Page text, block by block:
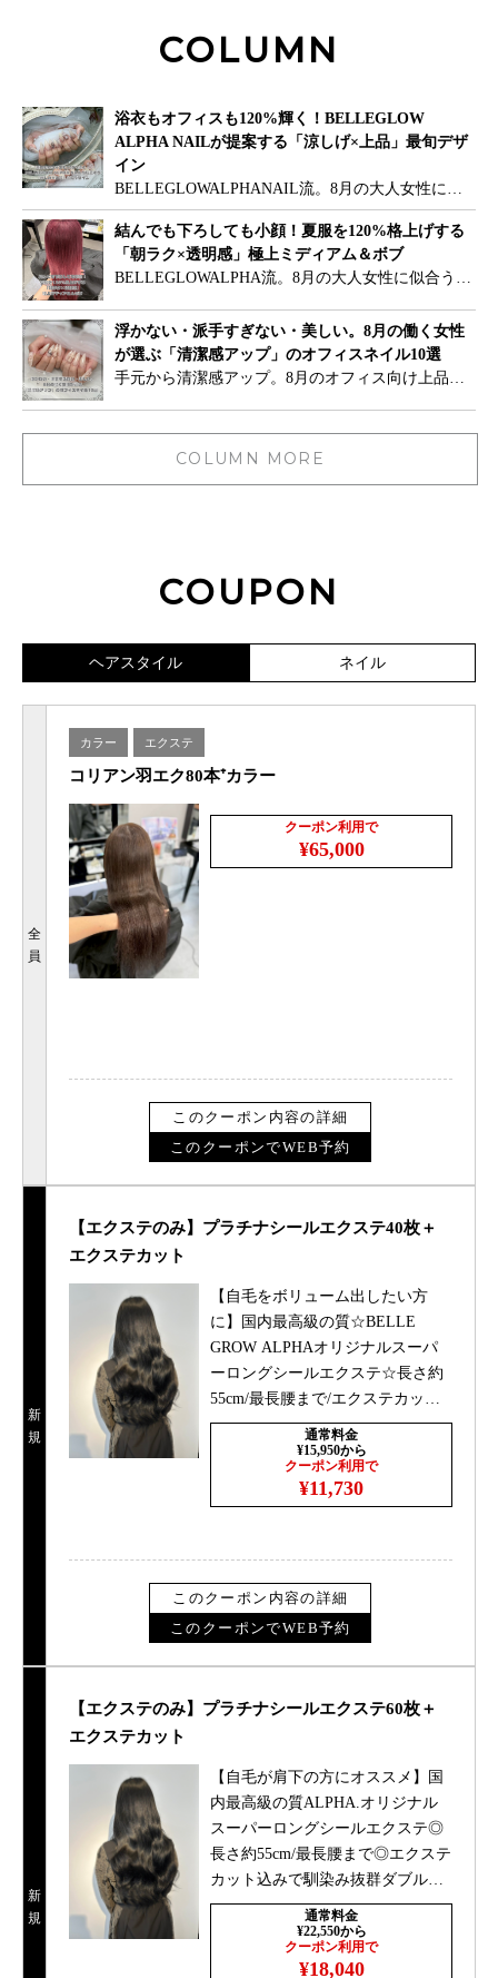
COLUMN
浴衣もオフィスも120%輝く！BELLEGLOW
ALPHA NAILが提案する「涼しげ×上品」最旬デザ
イン
BELLEGLOWALPHANAIL流。8月の大人女性に似合う美髪スタイル提案8月に入り、太陽の眩しい光とともに本格的な夏イベントのシーズンがやってきましたね！花火大会や夏祭り、旅行や海、大好きなアーティストのライブや推し活、女子会や大切な人とのデートなど、年間で最もお出かけの予定が詰まる季節です。お気に入りの夏服や特別な浴衣に身を包んだら、指先まで最高に可愛い自分で楽しみたいものです。特に夏イベントの日は、手元や足元が人の目に触れる機会が圧倒的に増えます。浴衣の袖から覗く美しい指先、グラスを傾けたときの手元、推しグッズやお気に入りのバッグを持った写真、サンダルから覗くフットネイルなど、ふとした瞬間に爪先が綺麗に整っているだけで、立ち振る舞いまで一層エレガントに輝きます。ですが、大人女性の夏ネイルに必要なのは、原色をベタ塗りしたり大きすぎるパーツで派手に飾ることではありません。「強い日差しを味方につける輝き」「みずみずしい透明感」「肌を美しく魅せる色設計」を意識することで、イベント当日の写真映えはもちろん、翌日からのオフィスや日常の私服にもサラリと馴染む上品な華やかさが手に入ります。今回は、つけ替えまでの3〜4週間をずっとトキメキとともに過ごせる、プロ厳選の8月大人可愛いネイル戦略をご紹介いたします！大人女性が知っておくべき「引き算で作る華やかさ」の法則イベント前だからといって、マグネット、ラメ、ビジュー、オーロラといった華やか要素をすべての指に詰め込んでしまうと、手元だけが強く主張してしまい、全体として野暮ったく見えてしまうことがあります。プロが提案する洗練された大人ネイルの秘密は、あえてベースに透明感（シアー感）を残し、光の屈折やパーツの配置を「ポイント使い」に絞ることです。主役となる質感をひとつ際立たせ、周りの指に上品な余白を残すことで、お洋服や浴衣の帯の色を引き立てる大人ならではの垢抜け感が生まれます。8月のイベントを彩る！BELLEGLOWALPHANAIL厳選デザイン10選1.自然な血色感で美指を叶える「シアーローズピンク」自爪が健やかに色づいたかのようなみずみずしい質感を作るシアーローズピンク。8月のエアコンによる手肌の冷えやくすみを一瞬で吹き飛ばし、指先に健康的で可憐な血色感を与えてくれます。どんな職種やオフィス環境でも間違いなく愛される王道カラーです。2.女性らしさと誠実さを両立「大人のピンクベージュ」ピンクの柔らかさとベージュの知的で落ち着いた佇まいをあわせ持つピンクベージュ。お仕事での打ち合わせや名刺交換の際にも相手に安心感と誠実な印象を与え、きちんと感と可憐さを完璧に両立させてくれます。3.夏服のブラウスや浴衣に映える「やわらかミルキーホワイト」真っ白なベタ塗りは浮いてしまいますが、乳白色のような透け感を持たせたミルキーホワイトなら、手肌に優しく馴染みます。8月の白シャツや爽やかなオフィスカジュアル、浴衣と相性抜群で、指先に清涼感あふれる清潔感をプラスしてくれます。4.光のヴェールで清涼感を演出「オーロラヴェール」シアーピンクやミルキーホワイトのベースの上に、超微粒子のオーロラパウダーを薄く重ねるデザイン。太陽光や屋台の提灯の光を受けるたびに、ピンクやブルーへと幻想的にニュアンスを変え、パーツを使わなくても手元に贅沢な華やかさが宿ります。5.絹のような滑らかな奥行きを纏う「シャンパンマグネット」磁石の力で輝きを自在にコントロールするマグネットネイル。8月は肌なじみの良いシャンパンベージュやピンクベージュをベースに選ぶのが大人流です。角度を変えるたびに光のラインが滑らかに動き、派手すぎないのに手元に圧倒的な存在感と気品を与えてくれます。6.海や太陽の光を閉じ込めた「天然シェルアソート」貝殻を細かく砕いた天然シェルは、ストーンやラメとは異なる柔らかくオーガニックな光沢を放ちます。シアーベージュやシアーピンクの上にポイントであしらうだけで、浴衣の帯留めのような和の風情と、夏のビーチに映える爽やかさが同時に叶います。7.爪先のわずか1ミリに宿る品格「スキニーフレンチ（極細フレンチ）」シアーベースの爪先に、極細のラインを走らせる細フレンチデザイン。ライン幅を1ミリ未満に抑えることで派手にならず、爪先がキュッと引き締まって見えます。爪を短く切り揃えているショートネイルの方にも一押しのスタイルです。8.水面のような奥行きと抜け感「シアーニュアンスもやもやネイル」クリアベースにシアーホワイトや薄いベージュをふんわりと滲ませるニュアンスデザイン。はっきりとした絵柄を描かないため派手にならず、清涼感あふれる光の奥行きがオフィスでも好印象を与えます。9.爪先に密やかなキラめきを散りばめる「微細ラメグラデーション」根元はクリアに抜き、爪先に向かってシャンパンゴールドやシルバーの細かなラメを敷き詰めるデザイン。グラスを持つ手元やお写真で爪先が優しく輝き、爪が伸びてきても根元の境目が目立ちにくいという嬉しい実用性も備えています。10.サンダル姿を120%魅せる「ハンド＆フットリンクデザイン」サンダルを履く機会が増える8月は、フットネイルとの合わせ技が効果的です。ハンドはシアーピンクで上品に整え、フットには同系統のピンクマグネットやシェルをあしらうことで、トータルコーディネートの完成度が飛躍的に高まります。編集部の美容プチ知識マグネットやオーロラといった質感重視のネイルで一番重要なのは、実は色選び以上に「ネイリストが作るフォルム（爪の丸み）」です。自爪に凹凸や平らな部分があると、マグネットの光が途切れて歪んで見えてしまいます。プロの施術では、ベースジェルの段階で爪の中央に滑らかなアーチ（ハイポイント）を作り、表面を美しい鏡面状に整えます。この丁寧な土台作りがあるからこそ、一本まっすぐな光のラインが通り、ワンカラーでも息をのむような美しいツヤが生まれるんですよ。イベントシーン別！失敗しないデザイン選択当日のご予定やお衣装に合わせてネイルの方向性を選ぶことで、トータルコーディネートの完成度がぐっと高まります。花火大会・夏祭り（浴衣）：シェルネイル、オーロラヴェール、ミルキーホワイトが相性抜群。浴衣の柄色をパーツやラメで一色拾うと全体に統一感が生まれます。ライブ・推し活：推しカラーをマグネットやパーツで1〜2本仕込むスタイルが人気です。主張しすぎないベースカラーを選ぶと大人っぽく仕上がります。旅行・海・リゾート：フットネイルとお揃い感を持たせるのがおすすめです。ハンドはシアーカラーで上品にし、フットに少し濃いマグネットやターコイズを合わせると全体が美しく調和します。イベント後も美しく！4週間ツヤを保つホームケア真夏の強力な紫外線や冷房による室内乾燥、海水や水仕事は、爪周りの水分を奪い、ジェルネイルの浮き（リフト）やツヤ低下の原因になります。綺麗な爪先を長く楽しむためのホームケアをご紹介します。手洗いの後は「水分拭き取り＋オイル」：水分が手肌に残ったままだと蒸発時に爪の水分まで奪われます。しっかりタオルドライしてから、キューティクルオイルを爪根元になじませましょう。日焼け止めは爪先までしっかり塗布：強烈な紫外線はジェルの変色やツヤ低下を引き起こします。手肌同様、爪のキワまで丁寧にUVケアを行ってください。爪先を「道具」として使わない：缶のプルタブを開けたり、シールを爪先で剥がす動作は、先端からジェルが欠ける最大の原因です。指の腹を使う習慣を意識してみてくださいね。※爪切りに関する注意点：ジェルネイルを装着している間は、絶対に爪切りでパチンと切らないでください！強い衝撃でジェルと自爪の間に隙間ができ、欠けや浮き、自爪の傷みの原因になります。長さが気になる場合は、エメリーボード（爪用ヤスリ）で一定方向に優しく削るようにしてくださいね。BELLEGLOWALPHANAILで、最高の夏を最高の指先で特別なイベントへ向かう高揚感も、お気に入りの写真を撮影する瞬間も。細部まで美しく整えられた綺麗な指先は、あなた自身の心を高鳴らせ、立ち振る舞いまで美しく輝かせてくれます。BELLEGLOWALPHANAILでは、丁寧な甘皮ケアと精密なフォルム作りにこだわり、お客様一人ひとりのパーソナルカラーや当日のご予定に合わせた最高の上品ネイルをご提案いたします。「自分の爪の形にコンプレックスがある」「自分に似合う透け感が分からない」という方も、どうぞ安心してお任せくださいね。細部まで美意識が行き届いた極上の指先で、今年の8月のお出かけやイベントをもっと華やかに楽しんでみませんか？皆さまのご来店を、スタッフ一同心より楽しみにお待ちしております！
結んでも下ろしても小顔！夏服を120%格上げする
「朝ラク×透明感」極上ミディアム＆ボブ
BELLEGLOWALPHA流。8月の大人女性に似合う美髪スタイル提案暑さがピークを迎える8月。ふと街のガラスに映った自分を見たとき、髪のパサつきや広がり、紫外線で黄色く退色した毛先にハッとしたことはありませんか？「朝丁寧にスタイリングしたのに外に出た瞬間にボサボサになる」「冷房の風で毛先が干からびて見えて疲れた印象を与える」など、8月は大人女性にとって髪の悩みが最も深まる過酷なシーズンです。首元やデコルテが大きく覗く涼しげな夏服を着る季節だからこそ、指先やメイク以上にお顔のフレームである「髪のツヤとまとまり」が、その人の清潔感や品格を雄弁に物語ります。今求められているのは、単にトレンドを追うことでも、短くすいて誤魔化すことでもありません。「強い日差しを跳ね返す上質なツヤの面」「湿気を吸っても膨らまない緻密な重さの残し方」「夏服に映える清涼感あふれる小顔ライン」を兼ね備えた、大人女性のための極上美髪スタイルです。今回は、BELLEGLOWALPHAが誇るプロの理論に基づいた最旬スタイルをご提案いたします！なぜ大人女性は「すいて軽さを出す」と大失敗してしまうのか？「暑くて重苦しいからとにかく軽くなるようにすいてください！」とオーダーして、毛先がスカスカになりパサついて広がってしまった苦い経験はありませんか？根元から毛先に向かって量を減らし過ぎてスカスカな隙間ができると、毛髪内部の水分が抜け落ち、髪が空洞だらけの「スポンジ状態」になってしまいます。スポンジ化したダメージ毛は、外気の高い湿気を取り込んで過剰に水分を吸収・膨張し、逆に室内に入ると冷房の乾燥によって内部の水分を一気に奪われて干からびてしまいます。大人女性の美髪カットに求められるのは、ただ量を減らすことではなく、「表面のキューティクルの面（ツヤ）を残し、適度な厚みで湿気の侵入を物理的にブロックする質感調整」です。毛先に品のある重みを計算して残すことで、風になびいてもパサつかない上品なまとまりが手に入ります。夏服が綺麗に映える！8月おすすめの大人美髪スタイル7選1.重厚なツヤで湿気をシャットアウト「手で乾かすだけで決まるまとまりボブ」首元をすっきりと解放し、涼しげな清潔感を与えるボブスタイル。8月に選ぶなら、すき過ぎずに適度な厚みを毛先に残した「重軽（おもかる）ボブ」が圧倒的におすすめです。内側の不要なボリュームだけを狙って削り、表面にツヤのある面を残すことで、湿気を吸っても膨らまない鉄壁のまとまりが生まれます。あごライン〜肩上の設定にすることでデコルテが美しく引き立ち、朝のアイロン掛けの手間が劇的に減少します。2.首元をキュッと細く魅せる「骨格補正くびれミディアム」アゴラインの下にキュッと引き締まった絞りを作るくびれスタイル。首元に美しく心地よい空間ができるため、ノースリーブやシアートップス、ワンピースとの相性が抜群です。毛先をストレートアイロンで軽く外ハネにし、お顔まわりを内側へ流すだけで、上品な大人の色気とシャープな小顔ラインが同時に叶います。3.結んだ瞬間まで計算し尽くされた「小顔お顔まわりレイヤー」猛暑の日にサッと髪を結ぶ機会が増える8月。ただ結ぶだけだと「疲れた手抜き感」が出がちですが、前髪からサイドにかけて頬骨を優しく包み込むレイヤー（サイドバング）を作っておくことで、結んだときにもこめかみやエラ周りを美しくカバーしてくれます。手ぐしでサッとまとめるだけで無敵の横顔美人が完成します。4.歩く姿まで風になびく「シルキー艶感ロングレイヤー」ロングヘアのフェミニンな華やかさを維持しつつ、夏の重苦しさを吹き飛ばすスタイル。毛先に美しい厚みを残したまま、お顔まわりと表面に緩やかな段差を忍ばせます。歩くたびに風をはらんでサラリとなびくため、夏のロング特有の暑苦しさを一切感じさせないエレガントな仕上がりになります。5.猛暑の日もアレンジ自在切り抜ける「結べる万能ミディアム」「バッサリ切るのは勇気がいるけれど、暑い日はサッと結びたい」という方に最もおすすめなのが、肩下〜鎖骨ラインのミディアムです。下ろしている日は毛先をワンカールするだけで綺麗に決まり、猛暑の日や湿気が酷い日はハーフアップやひとつ結びでスッキリ回避できます。どんな予定にも柔軟に対応できる強い味方です。6.生えグセや湿気のハネを味方につける「こなれ外ハネボブ」肩にあたる長さで毛先がどうしてもハネてしまう方は、無理に内巻きに収めようとせず、あえてハネさせる「外ハネボブ」にシフトするのがスマートです。もともとの生えグセや湿気による動きをそのままデザインとして活かせるため、時間が経っても崩れが気になりません。毛先に綺麗なツヤを出すことで、ラフすぎない大人可愛い印象になります。7.黄み・パサつきを一瞬で消し去る「極上透明感カラー」8月後半、紫外線で髪が黄色っぽく抜けてゴワついて見える場合は、補色（ラベンダー、オリーブ、グレージュなど）をブレンドした透明感カラーを重ねるのが効果的です。退色して剥き出しになった赤みや黄みを正確に打ち消すことで、光が綺麗に正反射し、無理に髪を暗く塗らなくてもシアーなツヤ感が劇的に復活します。編集部の美容プチ知識夏のうねりや広がりを朝のドライヤーで根本からリセットするプロの秘訣は、『根元の毛起こし』と『最後の冷風締め』です。髪は濡れた状態から乾く瞬間に形が記憶されます。お風呂上がりは濡れた状態から、地肌を指の腹でシャンプーするように擦りながら全方向から温風を当てて完全に乾かしてください。最後に上から下に向けて「冷風」を30秒当てるだけで、開いたキューティクルがキュッと引き締まり、湿気を吸い込みにくい艶やかなバリアが完成するんですよ。美しい仕上がりを1ヶ月キープする「夏のホームケアルール」サロンで完璧な美髪を作ったら、毎日のホームケアでそのツヤをしっかり守りましょう。今日から試せる美髪維持の基本ルールです。お風呂上がりは5分以内に乾かす：濡れた髪はキューティクルが開いて水分がどんどん逃げてしまいます。アウトバストリートメントを毛先中心になじませ、手早く乾かしましょう。外出前の髪用UVスプレーを習慣化：頭皮と髪は顔の3倍以上の紫外線を浴びています。表面にUVスプレーをひと吹きするだけで、カラーの退色と乾燥を強力に防げます。アイロンの温度は「140度〜160度」を徹底：広がりを抑えようと180度以上の高温を当て続けると、髪のタンパク質が固まり（タンパク変性）、余計にパサついて硬くなってしまいます。※自然乾燥は絶対NG：髪が濡れたまま休むと、枕との摩擦でキューティクルが剥がれ落ち、翌朝の致命的なうねり・広がり・ダメージの原因になります。必ず根元からカラッと完全乾燥させてから休むようにしてくださいね。BELLEGLOWALPHAで、あなた史上最高の美髪へ朝、鏡の前でセットに悩む時間が減り、手で乾かすだけでまとまる美しいツヤ髪を手に入れる。それだけで、忙しい毎朝の気持ちに大きなゆとりと自信が生まれますよね。湿気や紫外線に振り回される8月だからこそ、カットとカラーの理論に基づいた「崩れない美髪ベース作り」があなたの美しさを根底から支えてくれます。BELLEGLOWALPHAでは、経験豊富なスタイリストたちが、お客様一人ひとりの髪質、毛量、クセの出方、ダメージ状態、そして日常のライフスタイルを丁寧にカウンセリング。あなたの魅力を最大限に引き出しながら、毎日のお手入れが驚くほどラクになる「オーダーメイドのツヤ補正スタイル」をご提案いたします。「パサついた髪を綺麗にリセットしたい」「自分に似合う朝ラクなツヤ髪を知りたい」という方も、どうぞ安心してお任せくださいね。プロの技術と計算されたデザインで、今年の8月をストレスフリーに、最高に輝く笑顔で過ごしてみませんか？皆さまのご来店を、スタッフ一同心より楽しみにお待ちしております！
浮かない・派手すぎない・美しい。8月の働く女性
が選ぶ「清潔感アップ」のオフィスネイル10選
手元から清潔感アップ。8月のオフィス向け上品ネイル8月は、真夏の強い日差しや室内での冷房対策など、手元の「清潔感」や「涼しげな印象」がいつも以上に際立つ季節です。オフィスワークにおいては、パソコンのキーボードを打つ指先、書類の受け渡し、名刺交換、会議での資料提示など、ご自身が思っている以上に周りから手元を見られる機会が多いものですよね。「職場のルールがあるから派手なネイルはできないけれど、何もしていない自爪だと手やすさこれが目立って少し寂しい」「品よく好印象に見せたいけれど、地味すぎるのはつまらない……」そんな働く大人女性のお悩みに応えるのが、8月最新の「オフィス向け上品シアーネイル」です。単に色を抑えるだけではなく、「手肌のくすみを飛ばす絶妙な透け感」「光を均一に反射させる美しいツヤの面」「指先を長く魅せる綺麗なフォルム形成」を仕込むことで、オフィスで絶対に浮かない極上の清潔感と品格が手に入ります。今回は、退勤後のデートや夏のお出かけにもそのまま映えるプロの上品ネイル戦略をご紹介いたします！なぜ大人女性のオフィスネイルは「ベタ塗り」ではなく「シアー感」が正解なのか？オフィスネイルでやってしまいがちな失敗が、肌なじみの良いピンクやベージュであっても「濃いマットな不透明色（ベタ塗り）」で塗ってしまうことです。不透明な塗料は太陽光の下で手元の境目をはっきりと強調してしまい、8月の紫外線や冷房で乾燥した手肌のくすみや小ジワを目立たせてしまうリスクがあります。プロが提案するオフィスネイルの本質は、自爪の色がほんのり透ける「シアー（透明感）カラー」をベースに仕込むことです。自爪の血色感を活かしながら色を重ねることで、お肌とネイルの境目が滑らかにぼけ、手肌全体がパーンとトーンアップしたかのような「美肌補正効果」が得られます。遠目で見ると自爪がもとから美しいかのように自然で、近くで見ると瑞々しいツヤが光る、これこそが大人の働く女性に求められる洗練された身だしなみなのです。8月の職場でも圧倒的好印象！プロ厳選の上品デザイン10選1.自然な血色感で美指を叶える「シアーローズピンク」自爪が健やかに色づいたかのようなみずみずしい質感を作るシアーローズピンク。8月のエアコンによる手肌の冷えやくすみを一瞬で吹き飛ばし、指先に健康的で可憐な血色感を与えてくれます。どんな職種やオフィス環境でも間違いなく愛される王道カラーです。2.爪と肌の一体感で爪長効果バツグン「美爪シアーベージュ」手肌の色となだらかに繋がり、指をスッと長く細く魅せるシアーベージュ。ヌーディーな色合いでありながら、プロが作る滑らかなツヤの面が光を集めるため、PC作業中の手元を見るたびに自身の気分まで高めてくれる洗練されたカラーです。3.夏服のブラウスに映える「やわらかミルキーホワイト」真っ白なベタ塗りはオフィスで浮いてしまいますが、乳白色のような透け感を持たせたミルキーホワイトなら、手肌に優しく馴染みます。8月の白シャツや爽やかなオフィスカジュアルと相性抜群で、指先に清涼感あふれる清潔感をプラスしてくれます。4.女性らしさと誠実さを両立「大人のピンクベージュ」ピンクの柔らかさとベージュの知的で落ち着いた佇まいをあわせ持つピンクベージュ。お仕事での打ち合わせや名刺交換の際にも相手に安心感と誠実な印象を与え、きちんと感と可憐さを完璧に両立させてくれます。5.都会的でおしゃれ感漂う「洗練シアーグレージュ」「シンプルすぎると少し退屈」というおしゃれ度の高い大人女性に人気なのがシアーグレージュ。グレーのスタイリッシュさとベージュの肌なじみが融合し、派手すぎないのに一目置かれる垢抜けた指先を演出します。6.手肌の黄みを消して透明感を高める「ラベンダーベージュ」くすみや黄みが気になる夏の手肌の補色となって透明感を惹き立てるラベンダーベージュ。青みが強く出すぎないようベージュを絶妙にミックスしているため、肌から浮くことなく知的でエレガントな透明感を引き出してくれます。7.爪先のわずか1ミリに宿る品格「スキニーフレンチ（極細フレンチ）」シアーベースの爪先に、極細のラインを走らせる細フレンチデザイン。ライン幅を1ミリ未満に抑えることで派手にならず、爪先がギュッと引き締まって見えます。爪を短く切り揃えているショートネイルの方にも一押しのスタイルです。8.名刺交換の瞬間にさりげなく煌めく「爪先シャンパンラメグラデーション」根元はクリアに抜き、爪先に向かって超微粒子のシャンパンゴールドラメを散らすデザイン。派手なホログラムではなく極小の輝きを選ぶことで、手元を動かした瞬間にさりげなく光を反射し、根元が伸びてきても境目が目立たないという実用的なメリットも誇ります。9.まるでジュエリーを嵌めたような高級感「薬指のワンポイントビジュー」ベースは控えめなシアーカラーで揃え、薬指だけに小さめのパールや小粒の水晶ストーンをキュッとあしらうデザイン。ポイントを絞ることで派手にならず、控えめな上品さの中に大人の特別感を演出できます。10.水面のような奥行きと抜け感「シアーニュアンスもやもやネイル」クリアベースにシアーホワイトや薄いベージュをふんわりと滲ませるニュアンスデザイン。はっきりとした絵柄を描かないため派手にならず、清涼感あふれる光の奥行きがオフィスでも好印象を与えます。編集部の美容プチ知識シンプルなオフィスネイルを誰よりも美しく魅せる最大の秘密は、ネイリストが行う『ベースジェルのフォルム（爪の曲線）形成』にあります。自爪に凹凸や平らな部分があると、光が乱反射して爪がパサついて見えてしまいます。プロの施術では、ベースジェルの段階で爪の中央に滑らかなアーチ（ハイポイント）を作り、表面を鏡面状に整えます。この丁寧な仕込みがあるからこそ、一本の綺麗な光のラインがすっと通り、シンプルなワンカラーでも息をのむようなツヤが手に入るんですよ。職場での印象を損なってしまう「夏オフィスネイルのNG注意点」オフィスネイルで清潔感を損なわないために、施術やデザインを選ぶ際は以下のポイントをチェックしておきましょう。タイピングの邪魔になる「大きすぎる立体パーツ」：PC作業でカチカチと音が鳴ったりキーに引っかかるような大きなパーツは、仕事の効率を落とし周囲への配慮に欠けて見えてしまいます。フラットまたは小粒のパーツを選びましょう。爪の伸びっぱなし放置：根元の地爪が大きく伸びていると、どんなに美しいデザインでもだらしなく見えてしまいます。3〜4週間の定期的なメンテナンスを心がけましょう。自爪の長すぎるロングネイル：オフィスでは、指の腹からわずかに2〜3ミリ出る程度の「上品で整った長さ」が最も清潔感を与えます。美しいツヤと透明感を4週間キープする「美爪ホームケアルール」8月の冷房による室内の乾燥や手洗いの頻度増加は、爪周りの水分を奪い、ささくれやジェルネイルの浮き（リフト）の原因になります。オフィスで常に綺麗な手元を保つための簡単なケアをご紹介します。手洗いの後は「しっかり水分拭き取り＋オイル」：水分が手肌に残ったままだと蒸発時に爪の水分まで奪われます。タオルでしっかり拭き取ってから、キューティクルオイルを爪根元になじませましょう。デスク周りに「ベタつかないハンドクリーム」を常備：PC作業の合間に保湿を習慣化することで、手肌の乾燥を防ぎネイルのツヤを長く維持できます。爪先を「道具」として使わない：段ボールのテープを剥がしたり缶のプルタブを開ける動作は、爪先端からの欠けや剥がれの原因になります。指の腹を使う習慣を意識してみてくださいね。※爪切りに関する注意点：ジェルネイルを装着している間は、絶対に爪切りでパチンと切らないでください！強い衝撃でジェルと自爪の間に隙間ができ、欠けや浮き、自爪の傷みの原因になります。長さが気になる場合は、エメリーボード（爪用ヤスリ）で一定方向に優しく削るようにしてくださいね。BELLEGLOWALPHANAILで、毎日の仕事をもっと輝く時間に朝の通勤中やデスクワークの合間、ふと自分の視界に入る指先が綺麗に整っている。それだけで毎日の仕事のモチベーションが上がり、立ち振る舞いまで一層エレガントに変わっていきますよね。BELLEGLOWALPHANAILでは、丁寧な甘皮ケアと精密なフォルム作りにこだわり、お客様一人ひとりの職場のルールや手肌のパーソナルカラーに合わせた最高の「上品オフィスネイル」をご提案いたします。「自分の爪の形にコンプレックスがある」「自分に似合う透け感が分からない」という方も、どうぞ安心してお任せくださいね。細部まで美意識が行き届いた極上の指先で、今年の8月のお仕事をより自信と笑顔にあふれる特別な時間にしてみませんか？皆さまのご来店を、スタッフ一同心より楽しみにお待ちしております！
COLUMN MORE
COUPON
ヘアスタイル ネイル
全
員
カラー エクステ
コリアン羽エク80本⁺カラー
クーポン利用で
¥65,000
このクーポン内容の詳細
このクーポンでWEB予約
新
規
【エクステのみ】プラチナシールエクステ40枚＋
エクステカット
【自毛をボリューム出したい方
に】国内最高級の質☆BELLE
GROW ALPHAオリジナルスーパ
ーロングシールエクステ☆長さ約
55cm/最長腰まで/エクステカット
込みダブルカラー/ハイトーン/シ
ールエクステ
通常料金
¥15,950から
クーポン利用で
¥11,730
このクーポン内容の詳細
このクーポンでWEB予約
新
規
【エクステのみ】プラチナシールエクステ60枚＋
エクステカット
【自毛が肩下の方にオススメ】国
内最高級の質ALPHA.オリジナル
スーパーロングシールエクステ◎
長さ約55cm/最長腰まで◎エクステ
カット込みで馴染み抜群ダブルカ
ラー/ハイトーン/シールエクステ
通常料金
¥22,550から
クーポン利用で
¥18,040